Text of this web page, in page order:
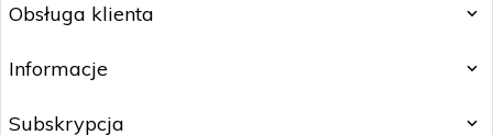
Obsługa klienta
Informacje
Subskrypcja